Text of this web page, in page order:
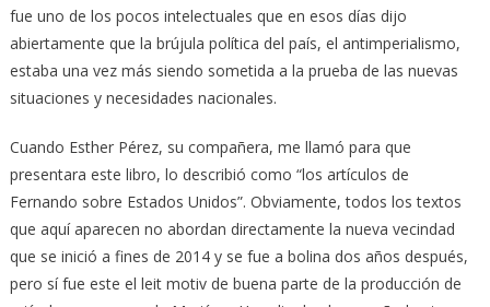
fue uno de los pocos intelectuales que en esos días dijo
abiertamente que la brújula política del país, el antimperialismo,
estaba una vez más siendo sometida a la prueba de las nuevas
situaciones y necesidades nacionales.
Cuando Esther Pérez, su compañera, me llamó para que
presentara este libro, lo describió como “los artículos de
Fernando sobre Estados Unidos”. Obviamente, todos los textos
que aquí aparecen no abordan directamente la nueva vecindad
que se inició a fines de 2014 y se fue a bolina dos años después,
pero sí fue este el leit motiv de buena parte de la producción de